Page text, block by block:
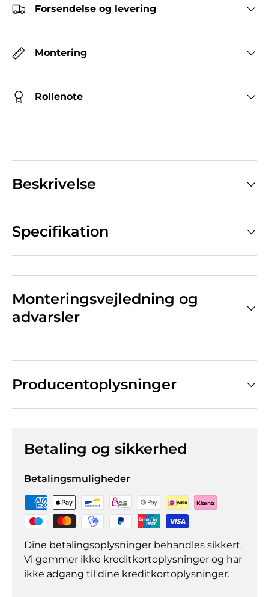
Forsendelse og levering
Montering
Rollenote
Beskrivelse
Specifikation
Monteringsvejledning og
advarsler
Producentoplysninger
Betaling og sikkerhed
Betalingsmuligheder
Dine betalingsoplysninger behandles sikkert.
Vi gemmer ikke kreditkortoplysninger og har
ikke adgang til dine kreditkortoplysninger.